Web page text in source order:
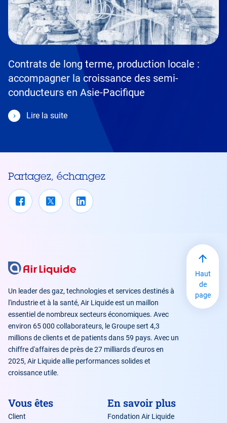
Contrats de long terme, production locale :
accompagner la croissance des semi-
conducteurs en Asie-Pacifique
Lire la suite
Partagez, échangez
Un leader des gaz, technologies et services destinés à
l'industrie et à la santé, Air Liquide est un maillon
essentiel de nombreux secteurs économiques. Avec
environ 65 000 collaborateurs, le Groupe sert 4,3
millions de clients et de patients dans 59 pays. Avec un
chiffre d'affaires de près de 27 milliards d'euros en
2025, Air Liquide allie performances solides et
croissance utile.
Vous êtes
Client
En savoir plus
Fondation Air Liquide
Haut
de
page